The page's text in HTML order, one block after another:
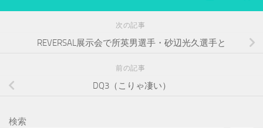
次の記事
REVERSAL展示会で所英男選手・砂辺光久選手と
前の記事
DQ3（こりゃ凄い）
検索